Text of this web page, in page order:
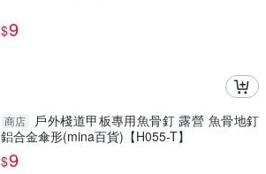
$9
商店
戶外棧道甲板專用魚骨釘 露營 魚骨地釘
鋁合金傘形(mina百貨)【H055-T】
$9